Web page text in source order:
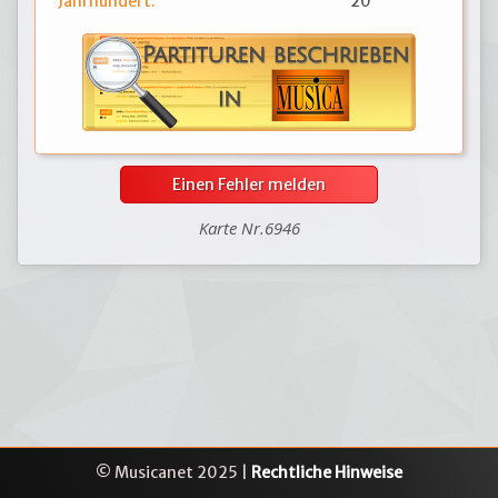
Einen Fehler melden
Karte Nr.6946
© Musicanet 2025 | Rechtliche Hinweise